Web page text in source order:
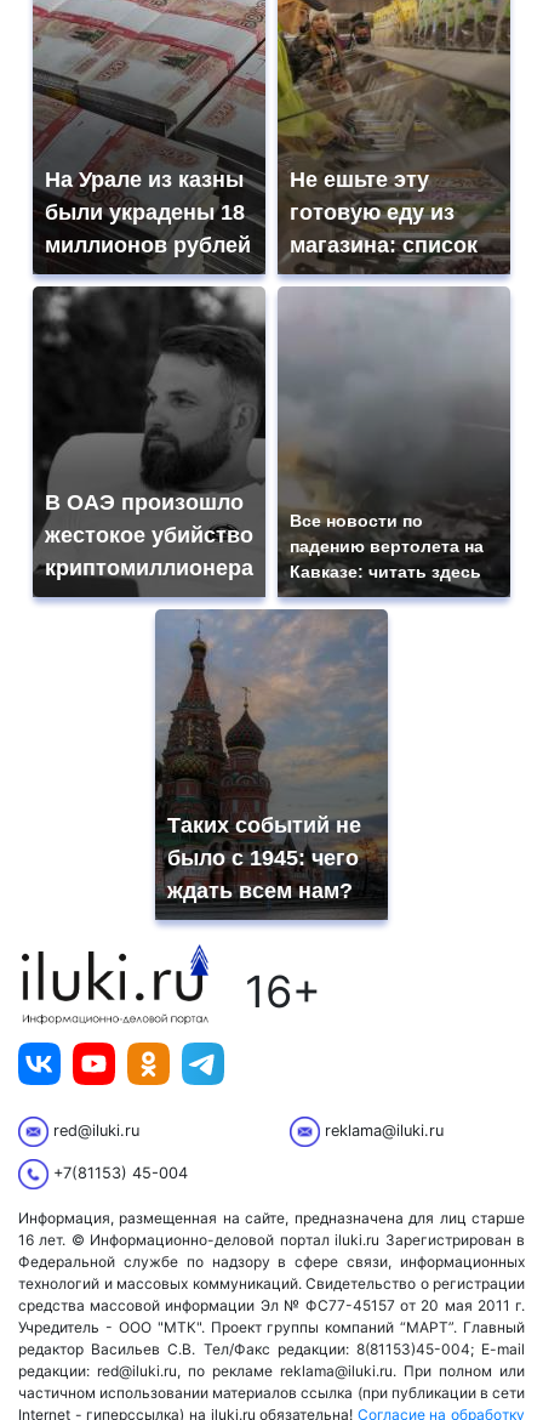
На Урале из казны
были украдены 18
миллионов рублей
Не ешьте эту
готовую еду из
магазина: список
В ОАЭ произошло
жестокое убийство
криптомиллионера
Все новости по
падению вертолета на
Кавказе: читать здесь
Таких событий не
было с 1945: чего
ждать всем нам?
16+
red@iluki.ru reklama@iluki.ru
+7(81153) 45-004
Информация, размещенная на сайте, предназначена для лиц старше
16 лет. © Информационно-деловой портал iluki.ru Зарегистрирован в
Федеральной службе по надзору в сфере связи, информационных
технологий и массовых коммуникаций. Свидетельство о регистрации
средства массовой информации Эл № ФС77-45157 от 20 мая 2011 г.
Учредитель - ООО "МТК". Проект группы компаний “МАРТ”. Главный
редактор Васильев С.В. Тел/Факс редакции: 8(81153)45-004; E-mail
редакции: red@iluki.ru, по рекламе reklama@iluki.ru. При полном или
частичном использовании материалов ссылка (при публикации в сети
Internet - гиперссылка) на iluki.ru обязательна! Согласие на обработку